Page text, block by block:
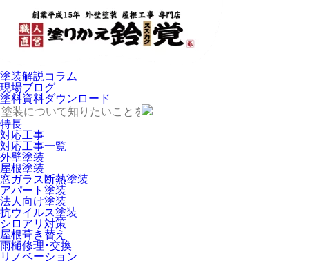
塗装解説コラム
現場ブログ
塗料資料ダウンロード
特長
対応工事
対応工事一覧
外壁塗装
屋根塗装
窓ガラス断熱塗装
アパート塗装
法人向け塗装
抗ウイルス塗装
シロアリ対策
屋根葺き替え
雨樋修理･交換
リノベーション